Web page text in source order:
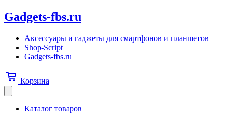
Gadgets-fbs.ru
Аксессуары и гаджеты для смартфонов и планшетов
Shop-Script
Gadgets-fbs.ru
Корзина
Каталог товаров